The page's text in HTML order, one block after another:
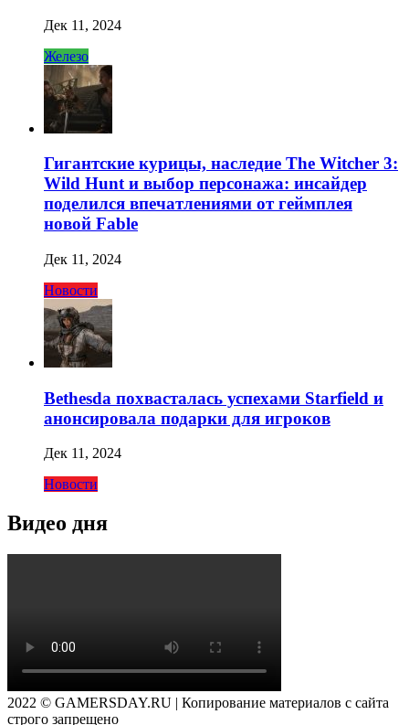
Дек 11, 2024
Железо
Гигантские курицы, наследие The Witcher 3:
Wild Hunt и выбор персонажа: инсайдер
поделился впечатлениями от геймплея
новой Fable
Дек 11, 2024
Новости
Bethesda похвасталась успехами Starfield и
анонсировала подарки для игроков
Дек 11, 2024
Новости
Видео дня
2022 © GAMERSDAY.RU | Копирование материалов с сайта
строго запрещено